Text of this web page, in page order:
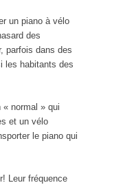
un piano à vélo
des
parfois dans des
les habitants des
normal » qui
et un vélo
le piano qui
Leur fréquence